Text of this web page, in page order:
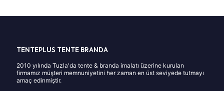
TENTEPLUS TENTE BRANDA
2010 yılında Tuzla'da tente & branda imalatı üzerine kurulan
firmamız müşteri memnuniyetini her zaman en üst seviyede tutmayı
amaç edinmiştir.